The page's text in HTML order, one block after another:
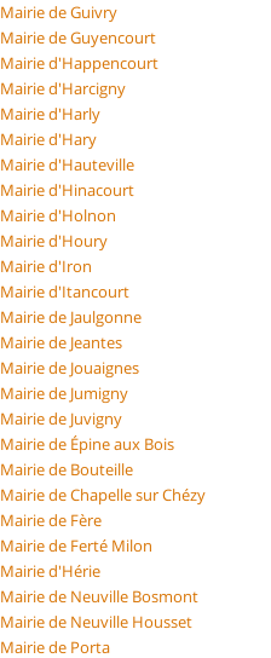
Mairie de Guivry
Mairie de Guyencourt
Mairie d'Happencourt
Mairie d'Harcigny
Mairie d'Harly
Mairie d'Hary
Mairie d'Hauteville
Mairie d'Hinacourt
Mairie d'Holnon
Mairie d'Houry
Mairie d'Iron
Mairie d'Itancourt
Mairie de Jaulgonne
Mairie de Jeantes
Mairie de Jouaignes
Mairie de Jumigny
Mairie de Juvigny
Mairie de Épine aux Bois
Mairie de Bouteille
Mairie de Chapelle sur Chézy
Mairie de Fère
Mairie de Ferté Milon
Mairie d'Hérie
Mairie de Neuville Bosmont
Mairie de Neuville Housset
Mairie de Porta